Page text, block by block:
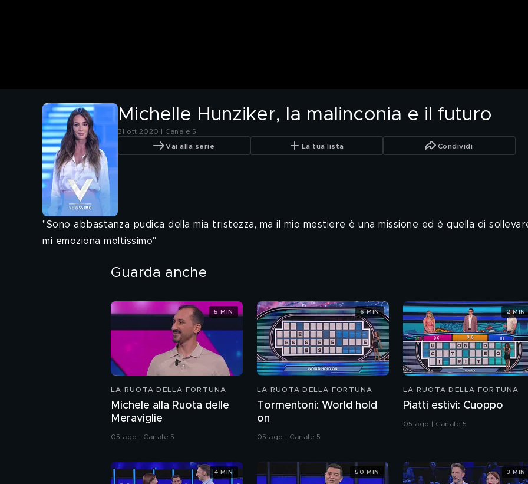
Michelle Hunziker, la malinconia e il futuro
31 ott 2020 | Canale 5
Vai alla serie La tua lista Condividi
"Sono abbastanza pudica della mia tristezza, ma il mio mestiere è una missione ed è quella di
mi emoziona moltissimo"
Guarda anche
LA RUOTA DELLA FORTUNA
Michele alla Ruota delle
Meraviglie
05 ago | Canale 5
5 MIN
LA RUOTA DELLA FORTUNA
Tormentoni: World hold
on
05 ago | Canale 5
6 MIN
LA RUOTA DELLA FORTUNA
Piatti estivi: Cuoppo
05 ago | Canale 5
2 MIN
4 MIN 50 MIN 3 MIN